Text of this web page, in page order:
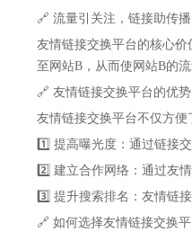
🔗 流量引关注，链接助传播
友情链接交换平台的核心
至网站B，从而使网站B的
🔗 友情链接交换平台的优势
友情链接交换平台不仅方
1️⃣ 提高曝光度：通过链接
2️⃣ 建立合作网络：通过友
3️⃣ 提升搜索排名：友情链
🔗 如何选择友情链接交换